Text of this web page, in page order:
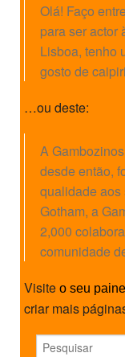
SASE
Clubes Escolares
@esaq.erasmus
ESCOLA
Olá! Faço
para ser actor
Lisboa, tenho
gosto de
…ou deste:
A
desde então,
qualidade aos
Gotham, a
2,000
comunidade
Visite o seu painel
criar mais